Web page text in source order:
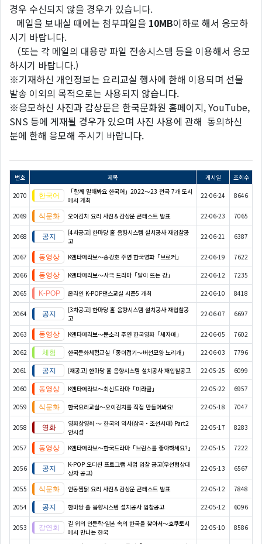
경우 수신되지 않을 경우가 있습니다.
메일을 보내실 때에는 첨부파일을 10MB이하로 해서 응모하
시기 바랍니다.
（또는 각 메일의 대용량 파일 전송시스템 등을 이용해서 응모
하시기 바랍니다.)
※기재하신 개인정보는 요리교실 행사에 한해 이용되며 선물
발송 이외의 목적으로는 사용되지 않습니다.
※응모하신 사진과 감상문은 한국문화원 홈페이지, YouTube,
SNS 등에 게재될 경우가 있으며 사진 사용에 관해 동의하신
분에 한해 응모해 주시기 바랍니다.
번호 제목 게시일 조회수
2070
「함께 말해봐요 한국어」2022～23 전국 7개 도시
에서 개최
22-06-24 8646
2069 오이김치 요리 사진＆감상문 콘테스트 발표 22-06-23 7065
2068
[4차공고] 한마당 홀 음향시스템 설치공사 재입찰공
고
22-06-21 6387
2067 K엔타메라보～송강호 주연 한국영화「브로커」 22-06-19 7622
2066 K엔타메라보～사극 드라마「달이 뜨는 강」 22-06-12 7235
2065 온라인 K-POP댄스교실 시즌5 개최 22-06-10 8418
2064
[3차공고] 한마당 홀 음향시스템 설치공사 재입찰공
고
22-06-07 6697
2063 K엔타메라보～문소리 주연 한국영화「세자매」 22-06-05 7602
2062 한국문화체험교실「종이접기〜버선모양 노리개」 22-06-03 7796
2061 [재공고] 한마당 홀 음향시스템 설치공사 재입찰공고 22-05-25 6099
2060 K엔타메라보～최신드라마「미라클」 22-05-22 6957
2059 한국요리교실〜오이김치를 직접 만들어봐요! 22-05-18 7047
2058
영화상영회 ～ 한국의 역사(삼국・조선시대) Part2
안시성
22-05-17 8283
2057 K엔타메라보～한국드라마「브람스를 좋아하세요?」 22-05-15 7222
2056
K-POP 오디션 프로그램 사업 입찰 공고(우선협상대
상자 공고)
22-05-13 6567
2055 안동찜닭 요리 사진＆감상문 콘테스트 발표 22-05-12 7848
2054 한마당 홀 음향시스템 설치공사 입찰공고 22-05-12 6096
2053
길 위의 인문학-일본 속의 한국을 찾아서～호쿠토시
에서 만나는 한국
22-05-10 8586